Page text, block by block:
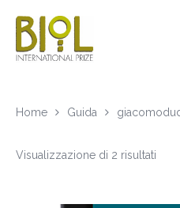
Home Guida
Visualizzazione di 2 risultati